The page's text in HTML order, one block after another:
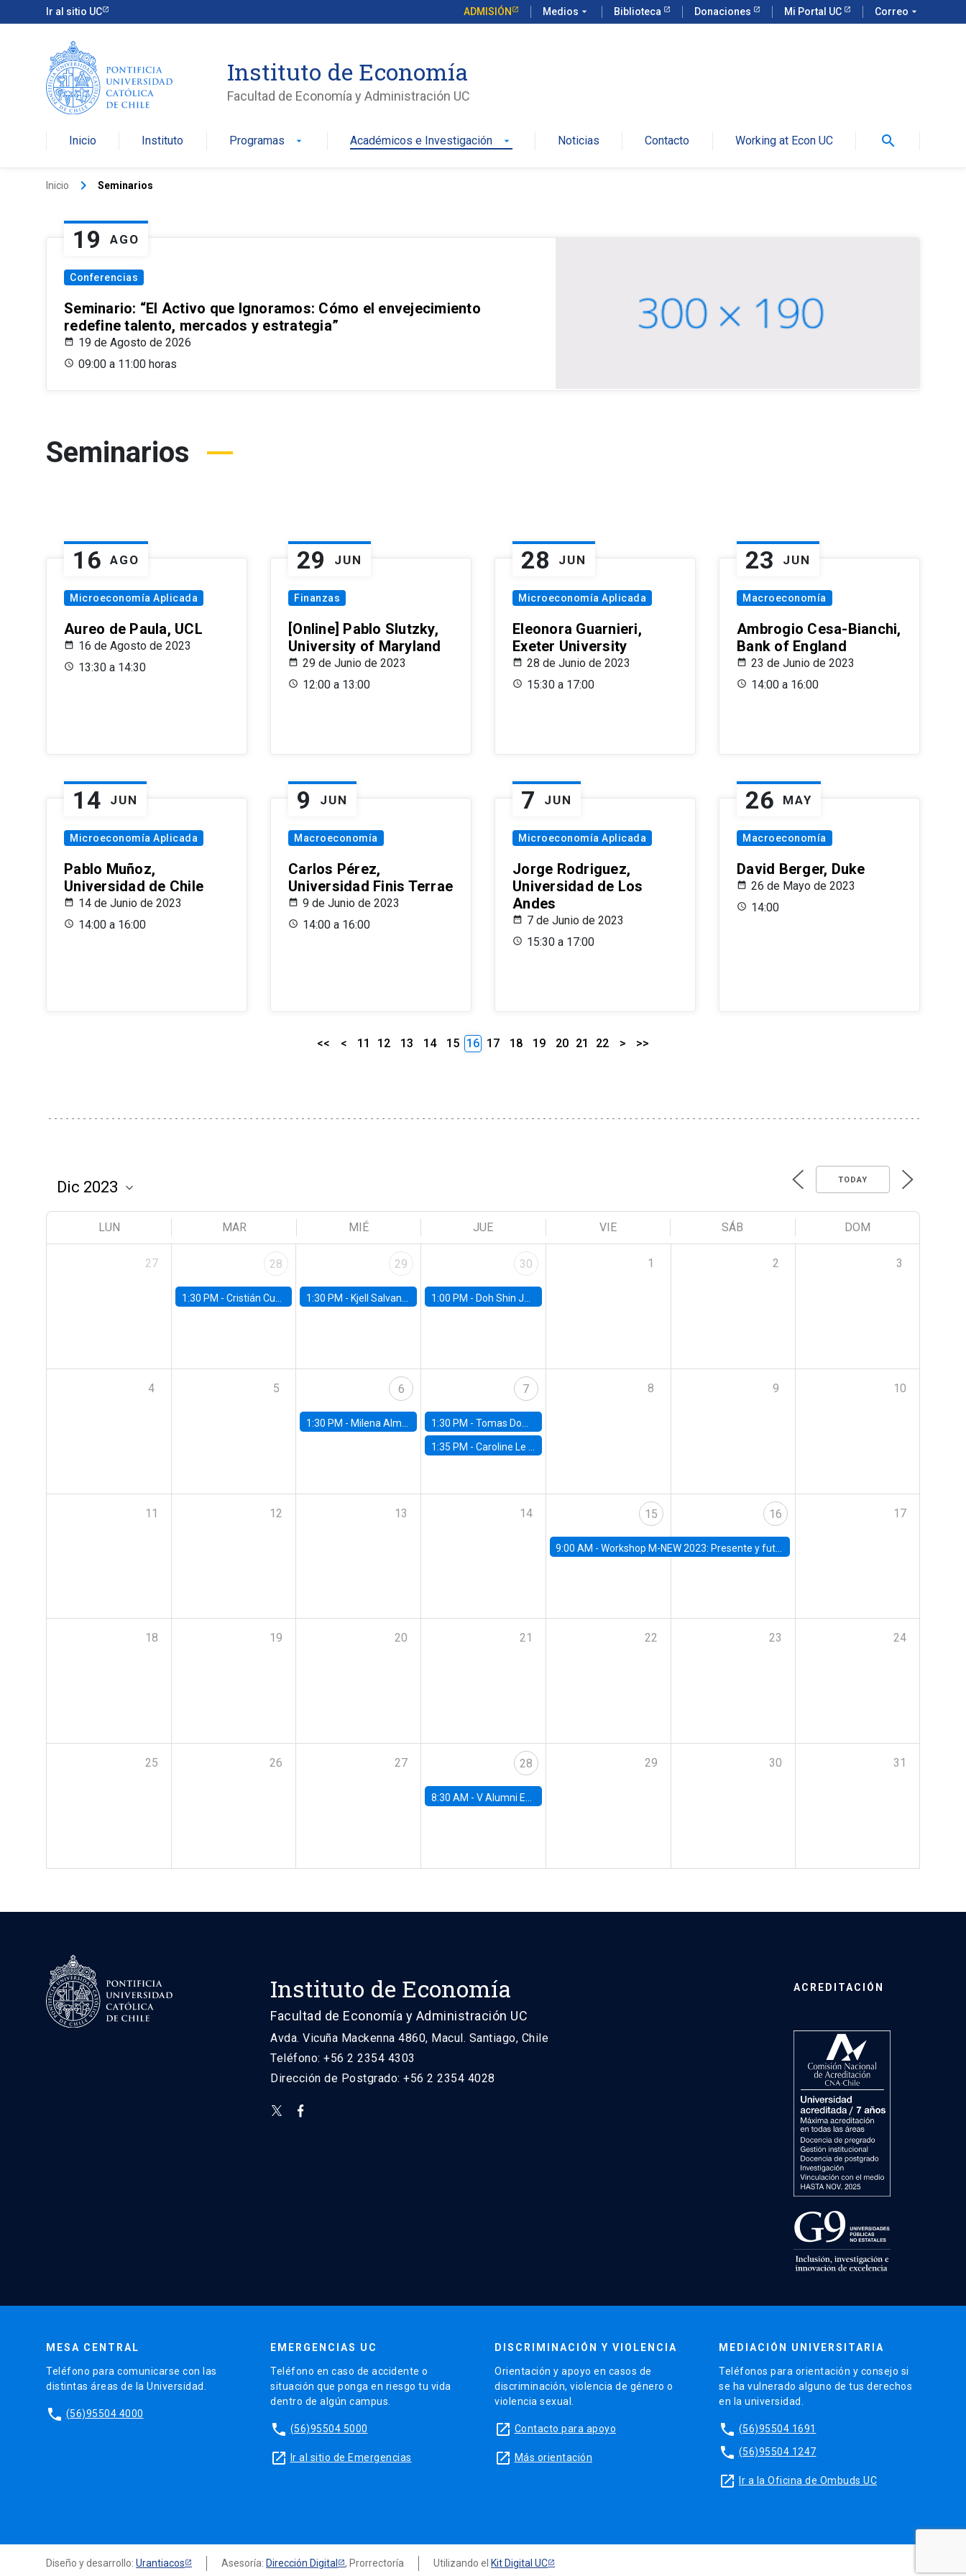
Ir al sitio UC ADMISIÓN Medios arrow_drop_down Biblioteca Donaciones Mi Portal UC Correo arrow_drop_down
Instituto de Economía
Facultad de Economía y Administración UC
Inicio Instituto Programas arrow_drop_down Académicos e Investigación arrow_drop_down Noticias Contacto Working at Econ UC search
Inicio keyboard_arrow_right Seminarios
19 AGO
Conferencias
Seminario: “El Activo que Ignoramos: Cómo el envejecimiento
redefine talento, mercados y estrategia”
19 de Agosto de 2026
09:00 a 11:00 horas
Seminarios
16 AGO
Microeconomía Aplicada
Aureo de Paula, UCL
16 de Agosto de 2023
13:30 a 14:30
29 JUN
Finanzas
[Online] Pablo Slutzky,
University of Maryland
29 de Junio de 2023
12:00 a 13:00
28 JUN
Microeconomía Aplicada
Eleonora Guarnieri,
Exeter University
28 de Junio de 2023
15:30 a 17:00
23 JUN
Macroeconomía
Ambrogio Cesa-Bianchi,
Bank of England
23 de Junio de 2023
14:00 a 16:00
14 JUN
Microeconomía Aplicada
Pablo Muñoz,
Universidad de Chile
14 de Junio de 2023
14:00 a 16:00
9 JUN
Macroeconomía
Carlos Pérez,
Universidad Finis Terrae
9 de Junio de 2023
14:00 a 16:00
7 JUN
Microeconomía Aplicada
Jorge Rodriguez,
Universidad de Los
Andes
7 de Junio de 2023
15:30 a 17:00
26 MAY
Macroeconomía
David Berger, Duke
26 de Mayo de 2023
14:00
<< < 11 12 13 14 15 16 17 18 19 20 21 22 > >>
TODAY
LUN MAR MIÉ JUE VIE SÁB DOM
27 28
1:30 PM - Cristián Cuevas, Universidad de Los Andes
29
1:30 PM - Kjell Salvanes, Norwegian School of Economics
30
1:00 PM - Doh Shin Jeon, Toulouse School of Economics
1 2 3
4 5 6
1:30 PM - Milena Almagro, University of ChicagoChicago Booth School of Business
7
1:30 PM -Tomas Dominguez-Iino, Chicago Booth School of Business
1:35 PM -Caroline Le Pennec, HEC Montréal
8 9 10
11 12 13 14 15
9:00 AM - Workshop M-NEW 2023: Presente y futuro del trabajo y el rol de las nuevas tecnologías
16 17
18 19 20 21 22 23 24
25 26 27 28
8:30 AM -V Alumni Economics Workshop
29 30 31
Instituto de Economía
Facultad de Economía y Administración UC
Avda. Vicuña Mackenna 4860, Macul. Santiago, Chile
Teléfono: +56 2 2354 4303
Dirección de Postgrado: +56 2 2354 4028
ACREDITACIÓN
MESA CENTRAL
Teléfono para comunicarse con las
distintas áreas de la Universidad.
phone (56)95504 4000
EMERGENCIAS UC
Teléfono en caso de accidente o
situación que ponga en riesgo tu vida
dentro de algún campus.
phone (56)95504 5000
launch Ir al sitio de Emergencias
DISCRIMINACIÓN Y VIOLENCIA
Orientación y apoyo en casos de
discriminación, violencia de género o
violencia sexual.
launch Contacto para apoyo
launch Más orientación
MEDIACIÓN UNIVERSITARIA
Teléfonos para orientación y consejo si
se ha vulnerado alguno de tus derechos
en la universidad.
phone (56)95504 1691
phone (56)95504 1247
launch Ir a la Oficina de Ombuds UC
Diseño y desarrollo: Urantiacos Asesoría: Dirección Digital , Prorrectoría Utilizando el Kit Digital UC